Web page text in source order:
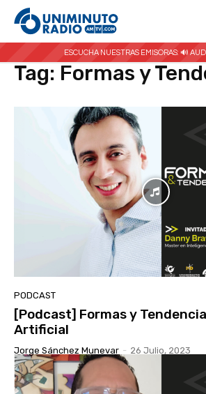
ESCUCHA NUESTRAS EMISORAS: 🔊
Inicio Etiquetas Formas y Tendencias
Tag: Formas y
PODCAST
[Podcast] Formas y
Artificial
Jorge Sánchez Munevar - 26 Julio, 2023